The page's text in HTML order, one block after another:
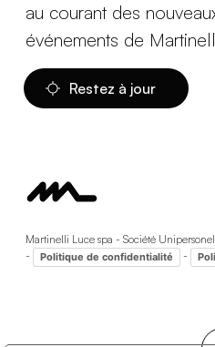
au courant des
événements de
Restez à jour
Martinelli Luce spa - Société
-
Politique de confidentialité -